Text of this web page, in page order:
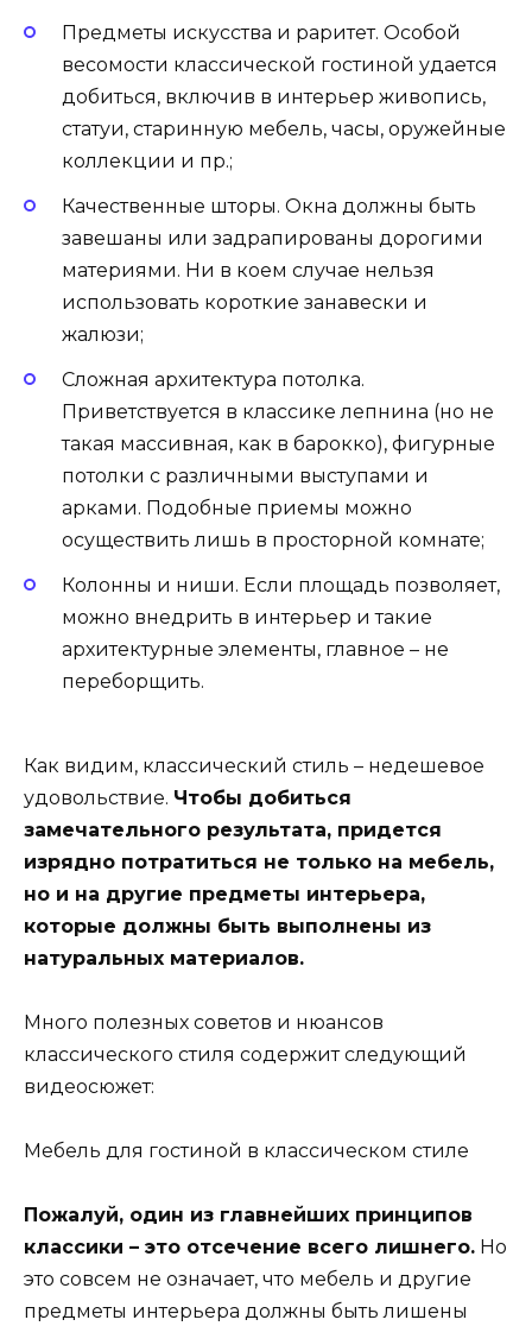
Предметы искусства и раритет. Особой
весомости классической гостиной удается
добиться, включив в интерьер живопись,
статуи, старинную мебель, часы, оружейные
коллекции и пр.;
Качественные шторы. Окна должны быть
завешаны или задрапированы дорогими
материями. Ни в коем случае нельзя
использовать короткие занавески и
жалюзи;
Сложная архитектура потолка.
Приветствуется в классике лепнина (но не
такая массивная, как в барокко), фигурные
потолки с различными выступами и
арками. Подобные приемы можно
осуществить лишь в просторной комнате;
Колонны и ниши. Если площадь позволяет,
можно внедрить в интерьер и такие
архитектурные элементы, главное – не
переборщить.
Как видим, классический стиль – недешевое
удовольствие. Чтобы добиться
замечательного результата, придется
изрядно потратиться не только на мебель,
но и на другие предметы интерьера,
которые должны быть выполнены из
натуральных материалов.
Много полезных советов и нюансов
классического стиля содержит следующий
видеосюжет:
Мебель для гостиной в классическом стиле
Пожалуй, один из главнейших принципов
классики – это отсечение всего лишнего. Но
это совсем не означает, что мебель и другие
предметы интерьера должны быть лишены